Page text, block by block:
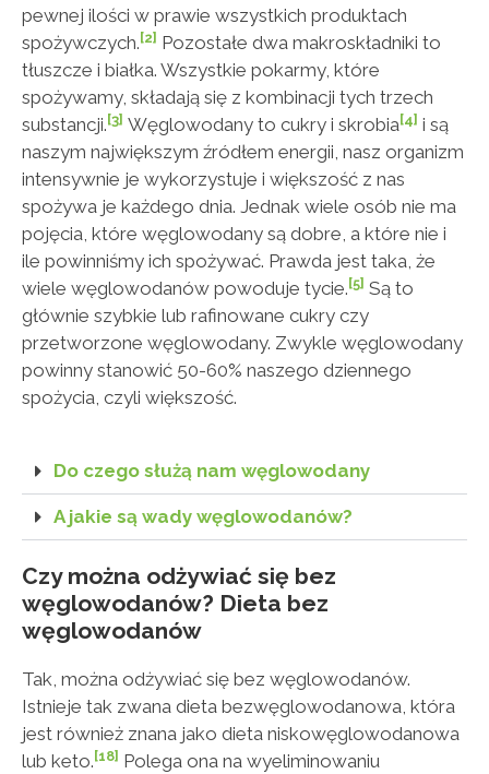
pewnej ilości w prawie wszystkich produktach
spożywczych.[2] Pozostałe dwa makroskładniki to
tłuszcze i białka. Wszystkie pokarmy, które
spożywamy, składają się z kombinacji tych trzech
substancji.[3] Węglowodany to cukry i skrobia[4] i są
naszym największym źródłem energii, nasz organizm
intensywnie je wykorzystuje i większość z nas
spożywa je każdego dnia. Jednak wiele osób nie ma
pojęcia, które węglowodany są dobre, a które nie i
ile powinniśmy ich spożywać. Prawda jest taka, że
wiele węglowodanów powoduje tycie.[5] Są to
głównie szybkie lub rafinowane cukry czy
przetworzone węglowodany. Zwykle węglowodany
powinny stanowić 50-60% naszego dziennego
spożycia, czyli większość.
Do czego służą nam węglowodany
A jakie są wady węglowodanów?
Czy można odżywiać się bez
węglowodanów? Dieta bez
węglowodanów
Tak, można odżywiać się bez węglowodanów.
Istnieje tak zwana dieta bezwęglowodanowa, która
jest również znana jako dieta niskowęglowodanowa
lub keto. [18] Polega ona na wyeliminowaniu